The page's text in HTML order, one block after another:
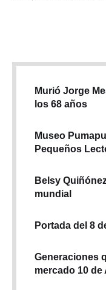
Murió Jorge
los 68 años
Museo
Pequeños
Belsy
mundial
Portada del 8
Generaciones
mercado 10 de